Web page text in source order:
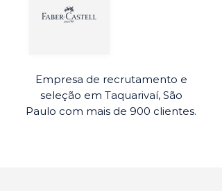
Empresa de recrutamento e
seleção em Taquarivaí, São
Paulo com mais de 900 clientes.